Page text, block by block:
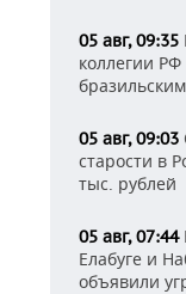
05 авг, 09:35
коллегии
05 авг, 09:03
старости в
тыс. рублей
05 авг, 07:44
Елабуге и
объявили